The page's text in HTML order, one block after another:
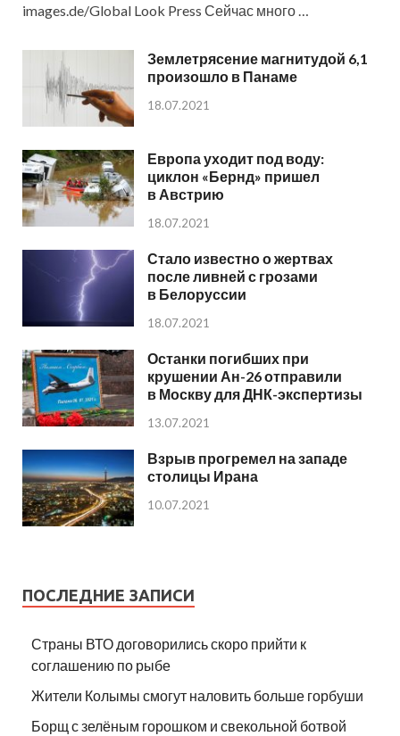
images.de/Global Look Press Сейчас много …
Землетрясение магнитудой 6,1
произошло в Панаме
18.07.2021
Европа уходит под воду:
циклон «Бернд» пришел
в Австрию
18.07.2021
Стало известно о жертвах
после ливней с грозами
в Белоруссии
18.07.2021
Останки погибших при
крушении Ан-26 отправили
в Москву для ДНК-экспертизы
13.07.2021
Взрыв прогремел на западе
столицы Ирана
10.07.2021
ПОСЛЕДНИЕ ЗАПИСИ
Страны ВТО договорились скоро прийти к
соглашению по рыбе
Жители Колымы смогут наловить больше горбуши
Борщ с зелёным горошком и свекольной ботвой